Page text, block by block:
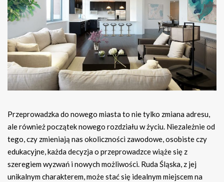
Przeprowadzka do nowego miasta to nie tylko zmiana adresu,
ale również początek nowego rozdziału w życiu. Niezależnie od
tego, czy zmieniają nas okoliczności zawodowe, osobiste czy
edukacyjne, każda decyzja o przeprowadzce wiąże się z
szeregiem wyzwań i nowych możliwości. Ruda Śląska, z jej
unikalnym charakterem, może stać się idealnym miejscem na